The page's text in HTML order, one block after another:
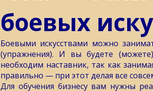
боевых
Боевыми искусствами можно
(упражнения). И вы будете (можете)
необходим наставник, так как
правильно — при этот делая все
Для обучения бизнесу вам нужны